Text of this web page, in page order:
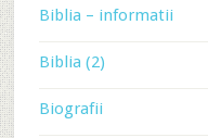
Biblia – informatii
Biblia (2)
Biografii